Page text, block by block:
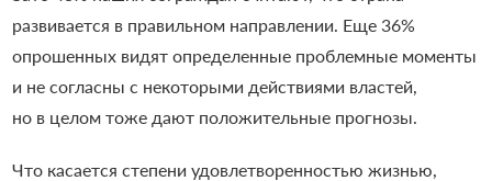
развивается в правильном направлении. Еще 36%
опрошенных видят определенные проблемные моменты
и не согласны с некоторыми действиями властей,
но в целом тоже дают положительные прогнозы.
Что касается степени удовлетворенностью жизнью,